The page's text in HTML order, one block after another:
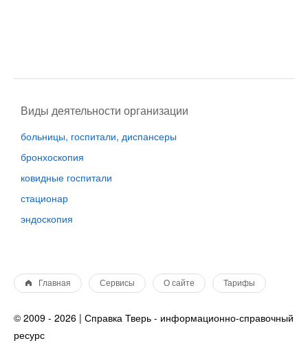
Виды деятельности организации
больницы, госпитали, диспансеры
бронхоскопия
ковидные госпитали
стационар
эндоскопия
Главная Сервисы О сайте Тарифы
© 2009 - 2026 | Справка Тверь - информационно-справочный
ресурс